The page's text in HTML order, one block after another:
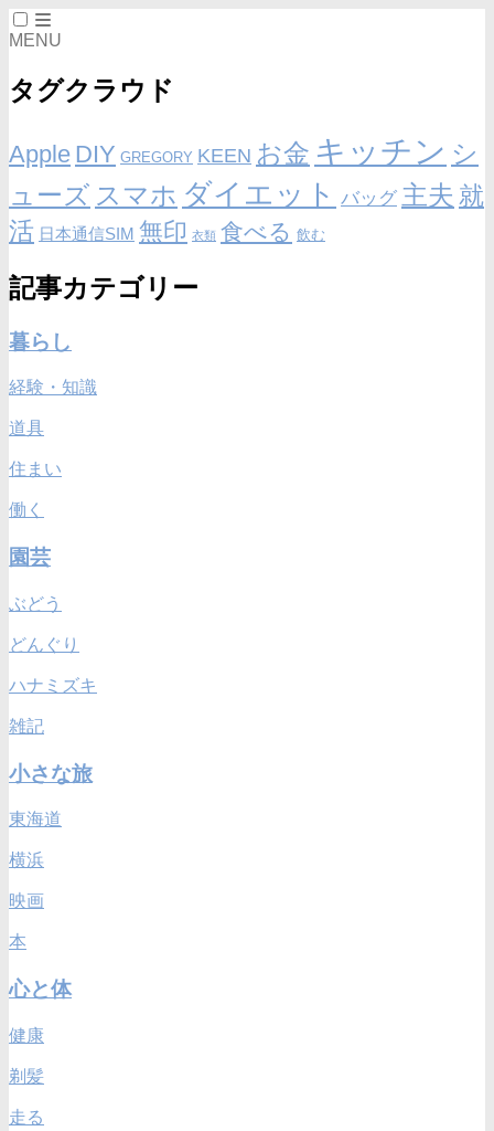
MENU
タグクラウド
Apple DIY GREGORY KEEN お金 キッチン シ
ューズ スマホ ダイエット バッグ 主夫 就
活 日本通信SIM 無印 衣類 食べる 飲む
記事カテゴリー
暮らし
経験・知識
道具
住まい
働く
園芸
ぶどう
どんぐり
ハナミズキ
雑記
小さな旅
東海道
横浜
映画
本
心と体
健康
剃髪
走る